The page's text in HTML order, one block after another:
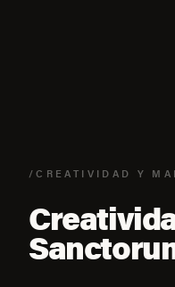
/CREATIVIDAD Y